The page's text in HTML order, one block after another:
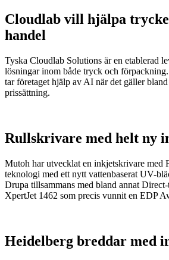
Cloudlab vill hjälpa
handel
Tyska Cloudlab Solutions är en etablerad
lösningar inom både tryck och
tar företaget hjälp av AI när det gäller
prissättning.
Rullskrivare med helt ny
Mutoh har utvecklat en inkjetskrivare
teknologi med ett nytt vattenbaserat UV-
Drupa tillsammans med bland annat
XpertJet 1462 som precis vunnit en EDP
Heidelberg breddar med